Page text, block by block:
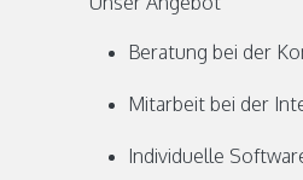
Beratung bei der
Mitarbeit bei der
Individuelle